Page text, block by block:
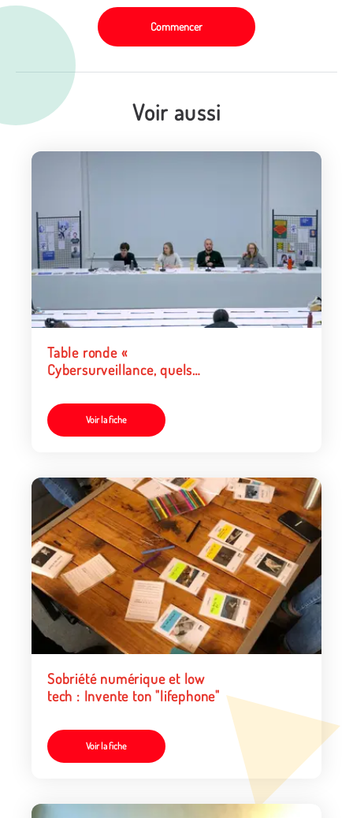
Commencer
Voir aussi
Table ronde «
Cybersurveillance, quels
Voir la fiche
Sobriété numérique et low
tech : Invente ton "lifephone"
Voir la fiche